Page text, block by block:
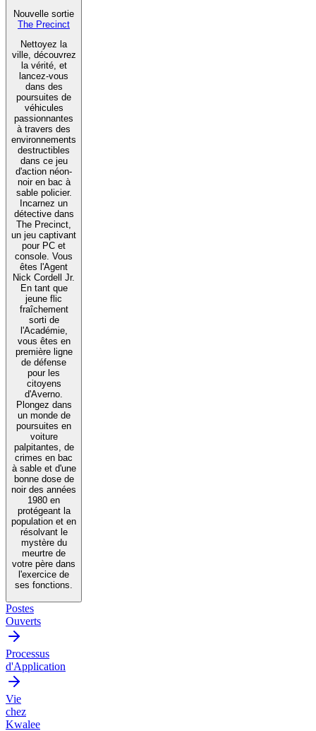
Nouvelle sortie
The Precinct
Nettoyez la
ville, découvrez
la vérité, et
lancez-vous
dans des
poursuites de
véhicules
passionnantes
à travers des
environnements
destructibles
dans ce jeu
d'action néon-
noir en bac à
sable policier.
Incarnez un
détective dans
The Precinct,
un jeu captivant
pour PC et
console. Vous
êtes l'Agent
Nick Cordell Jr.
En tant que
jeune flic
fraîchement
sorti de
l'Académie,
vous êtes en
première ligne
de défense
pour les
citoyens
d'Averno.
Plongez dans
un monde de
poursuites en
voiture
palpitantes, de
crimes en bac
à sable et d'une
bonne dose de
noir des années
1980 en
protégeant la
population et en
résolvant le
mystère du
meurtre de
votre père dans
l'exercice de
ses fonctions.
Postes
Ouverts
Processus
d'Application
Vie
chez
Kwalee